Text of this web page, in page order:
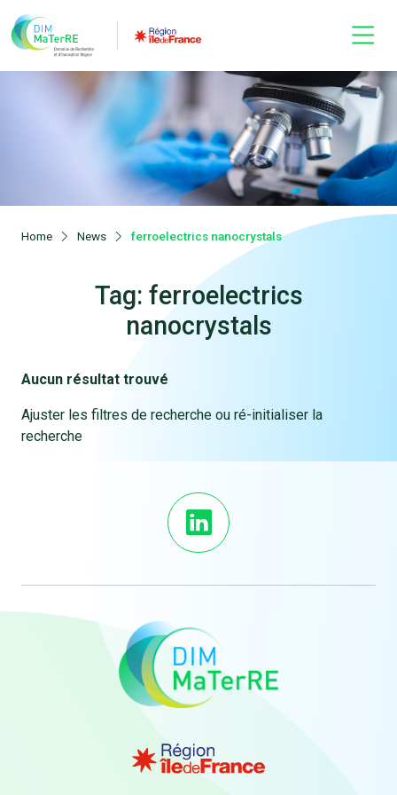
Home News ferroelectrics nanocrystals
Tag: ferroelectrics
nanocrystals
Aucun résultat trouvé
Ajuster les filtres de recherche ou ré-initialiser la
recherche